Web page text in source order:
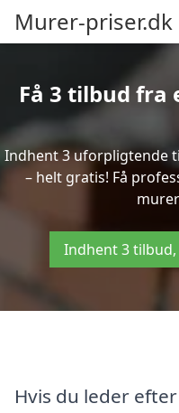
Murer-priser.dk
Få 3 tilbud fra
Indhent 3 uforpligtende
– helt gratis! Få
Indhent 3
Hvis du leder